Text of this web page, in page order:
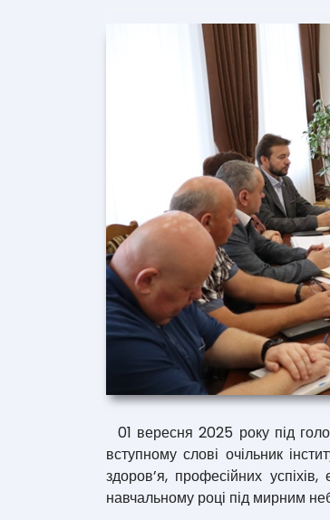
01 вересня 2025 року під
вступному слові очільник
здоров’я, професійних
навчальному році під мирним